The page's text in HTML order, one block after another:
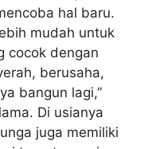
hal baru.
mudah untuk
cocok dengan
berusaha,
bangun lagi,”
Di usianya
juga memiliki